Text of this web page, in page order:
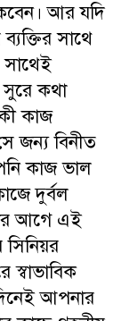
আর যদি
সাথে
সুরে কথা
কাজ
জন্য বিনীত
কাজ ভাল
দুর্বল
আগে এই
স্বাভাবিক
আপনার